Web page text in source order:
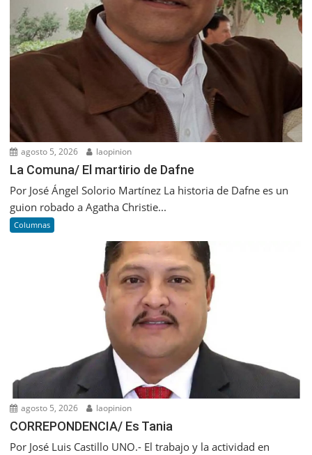
agosto 5, 2026 laopinion
La Comuna/ El martirio de Dafne
Por José Ángel Solorio Martínez La historia de Dafne es un
guion robado a Agatha Christie...
Columnas
agosto 5, 2026 laopinion
CORREPONDENCIA/ Es Tania
Por José Luis Castillo UNO.- El trabajo y la actividad en